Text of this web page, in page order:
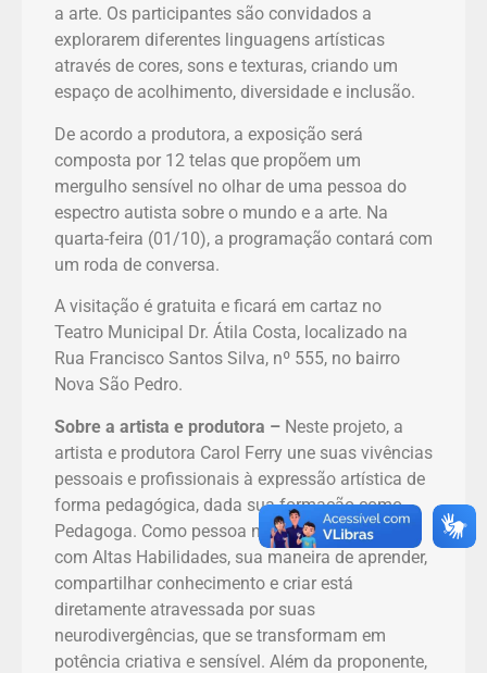
a arte. Os participantes são convidados a
explorarem diferentes linguagens artísticas
através de cores, sons e texturas, criando um
espaço de acolhimento, diversidade e inclusão.
De acordo a produtora, a exposição será
composta por 12 telas que propõem um
mergulho sensível no olhar de uma pessoa do
espectro autista sobre o mundo e a arte. Na
quarta-feira (01/10), a programação contará com
um roda de conversa.
A visitação é gratuita e ficará em cartaz no
Teatro Municipal Dr. Átila Costa, localizado na
Rua Francisco Santos Silva, nº 555, no bairro
Nova São Pedro.
Sobre a artista e produtora – Neste projeto, a
artista e produtora Carol Ferry une suas vivências
pessoais e profissionais à expressão artística de
forma pedagógica, dada sua formação como
Pedagoga. Como pessoa no Espectro Autista e
com Altas Habilidades, sua maneira de aprender,
compartilhar conhecimento e criar está
diretamente atravessada por suas
neurodivergências, que se transformam em
potência criativa e sensível. Além da proponente,